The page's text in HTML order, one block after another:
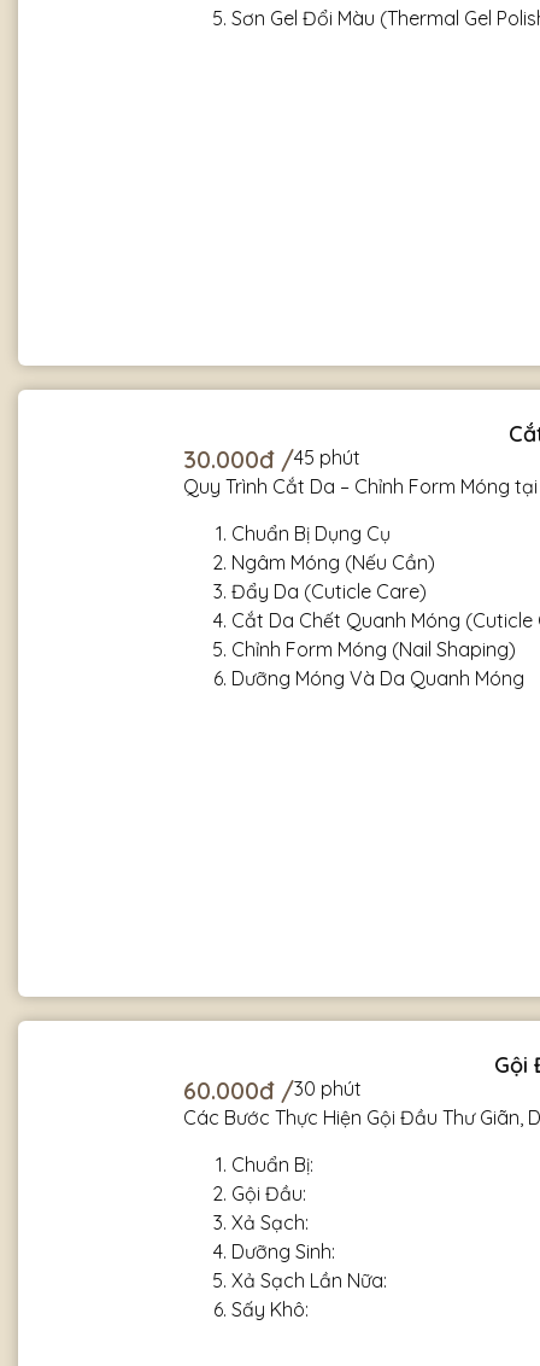
Sơn Gel Đổi Màu (Thermal Gel
30.000đ /45 phút
Quy Trình Cắt Da – Chỉnh Form Móng
Chuẩn Bị Dụng Cụ
Ngâm Móng (Nếu Cần)
Đẩy Da (Cuticle Care)
Cắt Da Chết Quanh Móng (Cuticle
Chỉnh Form Móng (Nail Shaping)
Dưỡng Móng Và Da Quanh Móng
Gội
60.000đ /30 phút
Các Bước Thực Hiện Gội Đầu Thư Giãn,
Chuẩn Bị:
Gội Đầu:
Xả Sạch:
Dưỡng Sinh:
Xả Sạch Lần Nữa:
Sấy Khô: